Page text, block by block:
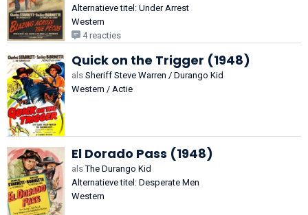
Alternatieve titel: Under Arrest
Western
4 reacties
Quick on the Trigger (1948)
als Sheriff Steve Warren / Durango Kid
Western / Actie
El Dorado Pass (1948)
alsThe Durango Kid
Alternatieve titel: Desperate Men
Western